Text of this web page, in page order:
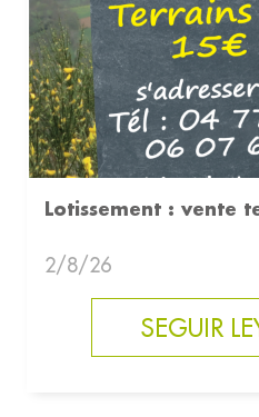
Lotissement : vente
2/8/26
SEGUIR